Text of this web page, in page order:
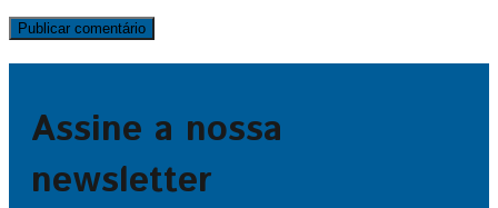
Assine a nossa
newsletter